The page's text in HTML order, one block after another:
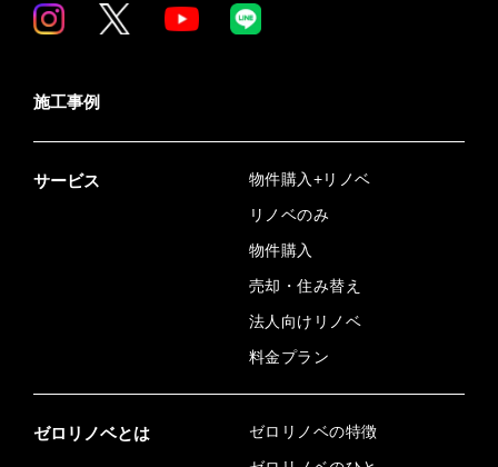
施工事例
サービス
物件購入+リノベ
リノベのみ
物件購入
売却・住み替え
法人向けリノベ
料金プラン
ゼロリノベとは
ゼロリノベの特徴